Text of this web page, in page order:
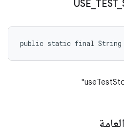
USE TEST_
public static final String